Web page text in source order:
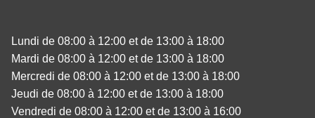
Lundi de 08:00 à 12:00 et de 13:00 à 18:00
Mardi de 08:00 à 12:00 et de 13:00 à 18:00
Mercredi de 08:00 à 12:00 et de 13:00 à 18:00
Jeudi de 08:00 à 12:00 et de 13:00 à 18:00
Vendredi de 08:00 à 12:00 et de 13:00 à 16:00